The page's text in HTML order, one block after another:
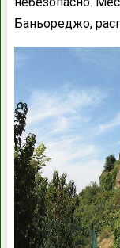
Баньореджо,